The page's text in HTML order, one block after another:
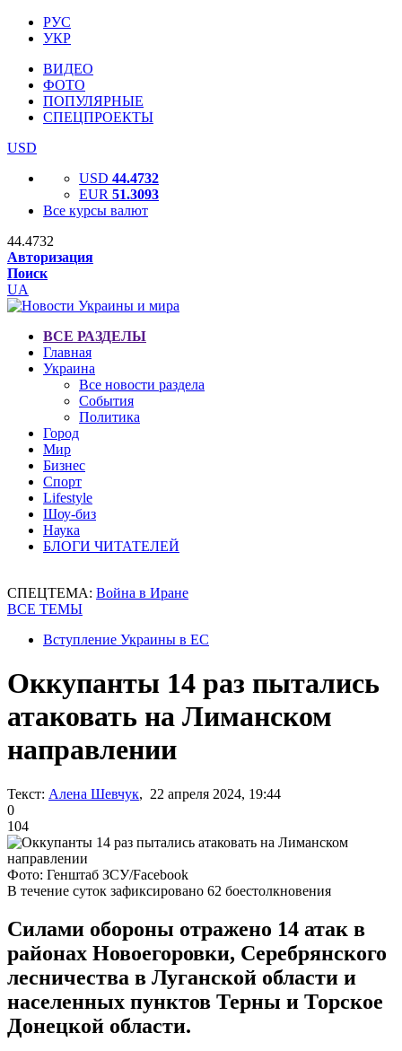
РУС
УКР
ВИДЕО
ФОТО
ПОПУЛЯРНЫЕ
СПЕЦПРОЕКТЫ
USD
USD 44.4732
EUR 51.3093
Все курсы валют
44.4732
Авторизация
Поиск
UA
ВСЕ РАЗДЕЛЫ
Главная
Украина
Все новости раздела
События
Политика
Город
Мир
Бизнес
Спорт
Lifestyle
Шоу-биз
Наука
БЛОГИ ЧИТАТЕЛЕЙ
СПЕЦТЕМА: Война в Иране
ВСЕ ТЕМЫ
Вступление Украины в ЕС
Оккупанты 14 раз пытались
атаковать на Лиманском
направлении
Текст: Алена Шевчук, 22 апреля 2024, 19:44
0
104
Фото: Генштаб ЗСУ/Facebook
В течение суток зафиксировано 62 боестолкновения
Силами обороны отражено 14 атак в
районах Новоегоровки, Серебрянского
лесничества в Луганской области и
населенных пунктов Терны и Торское
Донецкой области.